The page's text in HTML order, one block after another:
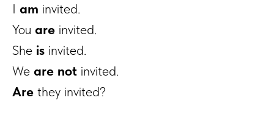
I am invited.
You are invited.
She is invited.
We are not invited.
Are they invited?